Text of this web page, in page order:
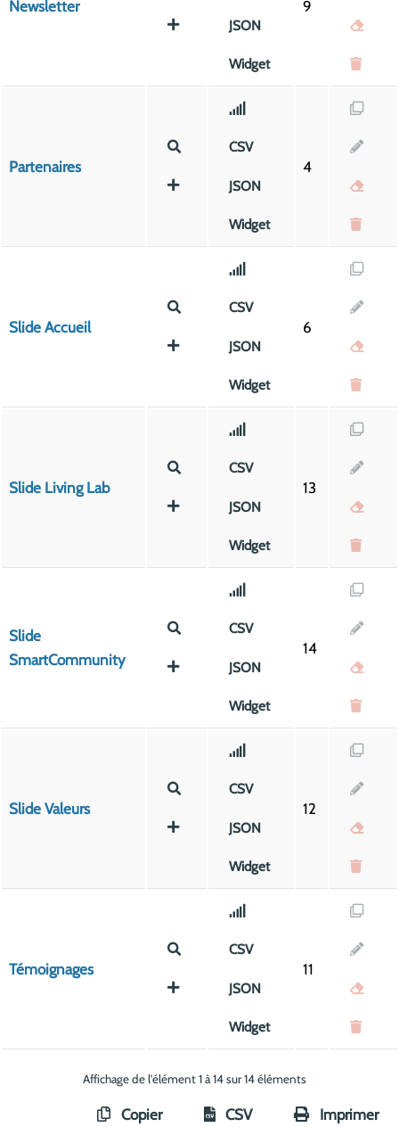
Newsletter
JSON
Widget
9
Partenaires
CSV
JSON
Widget
4
Slide Accueil
CSV
JSON
Widget
6
Slide Living Lab
CSV
JSON
Widget
13
Slide
SmartCommunity
CSV
JSON
Widget
14
Slide Valeurs
CSV
JSON
Widget
12
Témoignages
CSV
JSON
Widget
11
Affichage de l'élément 1 à 14 sur 14 éléments
Copier CSV Imprimer